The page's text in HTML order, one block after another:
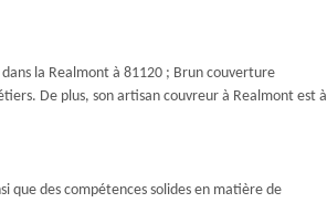
la Realmont à 81120 ; Brun couverture
De plus, son artisan couvreur à Realmont est à
que des compétences solides en matière de